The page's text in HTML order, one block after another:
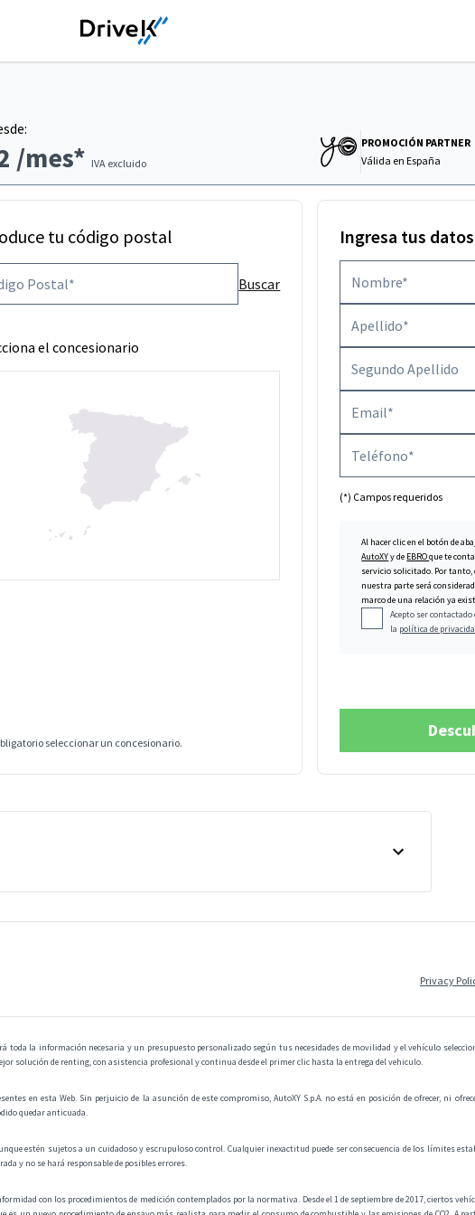
/mes* IVA excluido
PROMOCIÓN PARTNER
Válida enEspaña
tu código postal
Buscar
el concesionario
seleccionar un concesionario.
Ingresa tus datos
(*) Campos requeridos
Al hacer clic en el botón de
AutoXYy de EBROque te
servicio solicitado. Por
nuestra parte será
marco de una relación ya
Acepto ser
la política de
Privacy
toda la información necesaria y un presupuesto personalizado según tus necesidades de movilidad y el vehículo
solución de renting, con asistencia profesional y continua desde el primer clic hasta la entrega del vehiculo.
en esta Web. Sin perjuicio de la asunción de este compromiso, AutoXY S.p.A. no está en posición de ofrecer, ni
quedar anticuada.
estén sujetos a un cuidadoso y escrupuloso control. Cualquier inexactitud puede ser consecuencia de los límites
y no se hará responsable de posibles errores.
con los procedimientos de medición contemplados por la normativa. Desde el 1 de septiembre de 2017, ciertos